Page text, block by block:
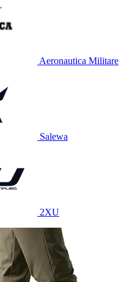
Aeronautica Militare
Salewa
2XU